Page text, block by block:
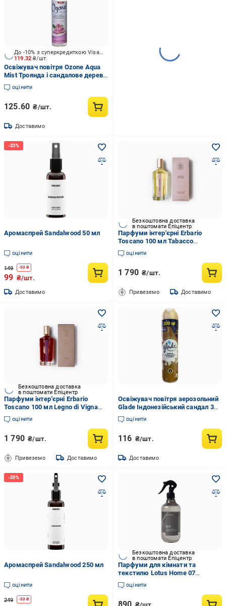
119.32₴/шт.
До -10% з суперкредиткою Visa Вигода
Освіжувач повітря Ozone Aqua
Mist Троянда і сандалове дерево
300 мл
оцінити
125.60 ₴/шт.
Доставимо
Аромаспрей Sandalwood 50 мл
оцінити
149 -50 ₴
99 ₴/шт.
Доставимо
Безкоштовна доставка
в поштомати Епіцентр
Парфуми інтер'єрні Erbario
Toscano 100 мл Tabacco
Cashmere Тютюн & Кашемір
(PR8TC)
оцінити
1 790 ₴/шт.
Привеземо Доставимо
Безкоштовна доставка
в поштомати Епіцентр
Парфуми інтер'єрні Erbario
Toscano 100 мл Legno di Vigna
Виноградна лоза (PR8LV)
оцінити
1 790 ₴/шт.
Привеземо Доставимо
Освіжувач повітря аерозольний
Glade Індонезійський сандал 300
мл
оцінити
116 ₴/шт.
Доставимо
Аромаспрей Sandalwood 250 мл
оцінити
249 -50 ₴
Безкоштовна доставка
в поштомати Епіцентр
Парфуми для кімнати та
текстилю Lotus Home 07
мускус/боби тонка/сандал 500
мл (svt-2000022345057)
оцінити